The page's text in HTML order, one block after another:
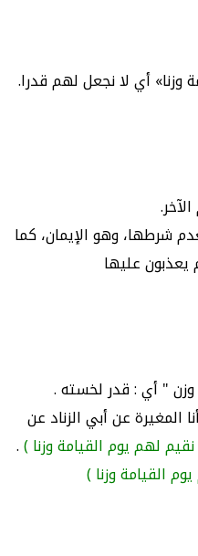
وزنا» أي لا نجعل لهم قدرا.
شرطها، وهو الإيمان، كما
عليها
" أي : قدر لخسته .
المغيرة عن أبي الزناد عن
لهم يوم القيامة وزنا ).
القيامة وزنا )